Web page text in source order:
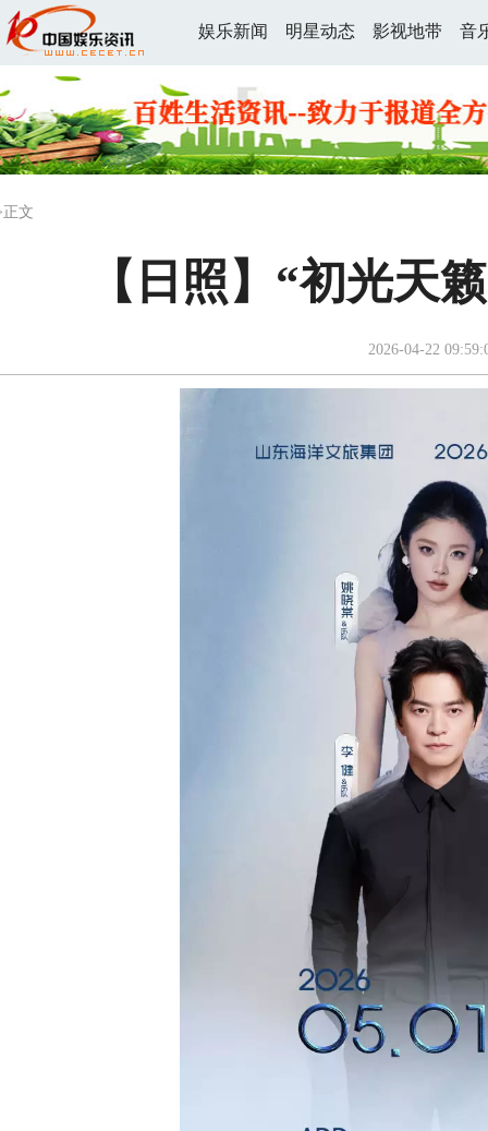
娱乐新闻 明星动态 影视地带 音
文
【日照】“初光天
2026-04-22